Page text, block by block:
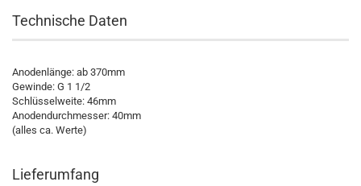
Technische Daten
Anodenlänge: ab 370mm
Gewinde: G 1 1/2
Schlüsselweite: 46mm
Anodendurchmesser: 40mm
(alles ca. Werte)
Lieferumfang